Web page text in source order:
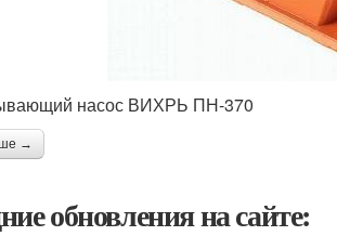
насос ВИХРЬ ПН-370
→
обновления на сайте: